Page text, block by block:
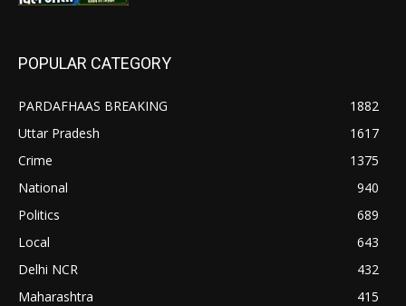
POPULAR CATEGORY
PARDAFHAAS BREAKING
1882
Uttar Pradesh
1617
Crime
1375
National
940
Politics
689
Local
643
Delhi NCR
432
Maharashtra
415